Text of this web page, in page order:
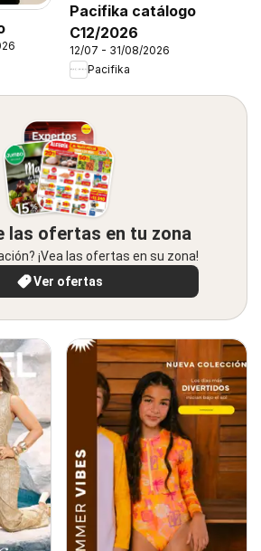
Pacifika catálogo
C12/2026
12/07 - 31/08/2026
Pacifika
las ofertas en tu zona
¡Vea las ofertas en su zona!
Ver ofertas